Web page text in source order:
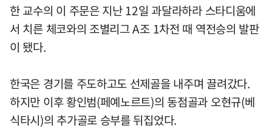
한 교수의 이 주문은 지난 12일 과달라하라 스타디움에
서 치른 체코와의 조별리그 A조 1차전 때 역전승의 발판
이 됐다.
한국은 경기를 주도하고도 선제골을 내주며 끌려갔다.
하지만 이후 황인범(페예노르트)의 동점골과 오현규(베
식타시)의 추가골로 승부를 뒤집었다.